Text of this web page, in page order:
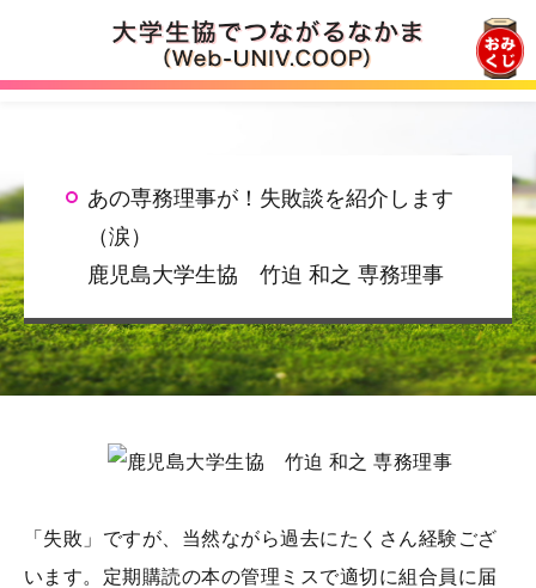
あの専務理事が！失敗談を紹介します
（涙）
鹿児島大学生協 竹迫 和之 専務理事
「失敗」ですが、当然ながら過去にたくさん経験ござ
います。定期購読の本の管理ミスで適切に組合員に届